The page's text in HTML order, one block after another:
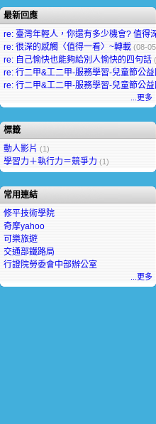
最新回應
re: 臺灣年輕人，你還有多少機會? 值得
re: 很深的感觸〈值得一看〉~轉載 (08-
re: 自己愉快也能夠給別人愉快的四句話
re: 行二甲&工二甲-服務學習-兒童節公
re: 行二甲&工二甲-服務學習-兒童節公
...更多
標籤
動人影片 (1)
學習力＋執行力＝競爭力 (1)
常用連結
修平技術學院
奇摩yahoo
可樂旅遊
交通部鐵路局
行證院勞委會中部辦公室
...更多